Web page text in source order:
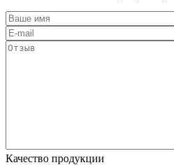
Качество продукции